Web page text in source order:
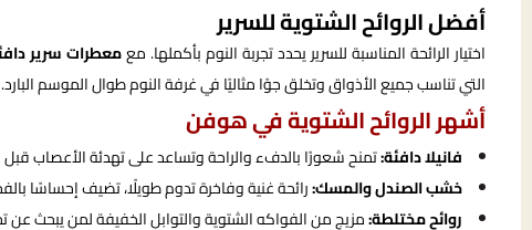
أفضل الروائح الشتوية للسرير
اختيار الرائحة المناسبة للسرير يحدد تجربة النوم بأكملها. معمعطرات سرير
التي تناسب جميع الأذواق وتخلق جوًا مثاليًا في غرفة النوم طوال الموسم البارد.
أشهر الروائح الشتوية في هوفن
فانيلا دافئة:تمنح شعورًا بالدفء والراحة وتساعد على تهدئة الأعصاب
خشب الصندل والمسك:رائحة غنية وفاخرة تدوم طويلًا، تضيف إحساسًا
روائح مختلطة:مزيج من الفواكه الشتوية والتوابل الخفيفة لمن يبحث